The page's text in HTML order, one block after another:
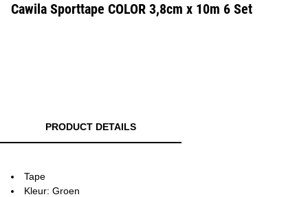
Cawila Sporttape COLOR 3,8cm x 10m 6 Set
PRODUCT DETAILS
Tape
Kleur: Groen